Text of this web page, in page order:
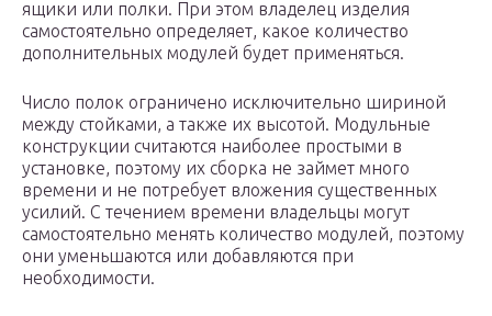
ящики или полки. При этом владелец изделия
самостоятельно определяет, какое количество
дополнительных модулей будет применяться.
Число полок ограничено исключительно шириной
между стойками, а также их высотой. Модульные
конструкции считаются наиболее простыми в
установке, поэтому их сборка не займет много
времени и не потребует вложения существенных
усилий. С течением времени владельцы могут
самостоятельно менять количество модулей, поэтому
они уменьшаются или добавляются при
необходимости.